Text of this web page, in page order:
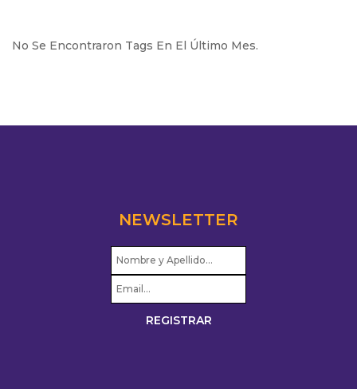
No Se Encontraron Tags En El Último Mes.
NEWSLETTER